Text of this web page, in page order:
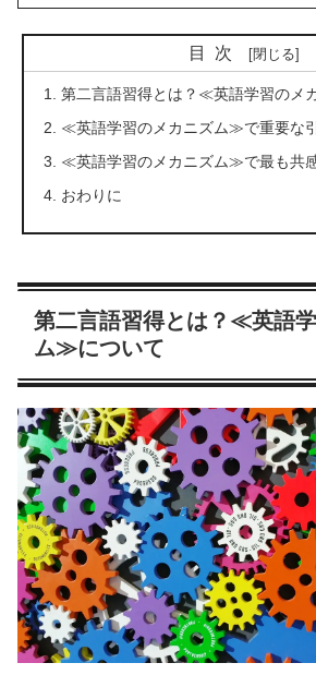
目次
第二言語習得とは？≪英語学習のメ
≪英語学習のメカニズム≫で重要な
≪英語学習のメカニズム≫で最も共
おわりに
第二言語習得とは？≪英語
ム≫について